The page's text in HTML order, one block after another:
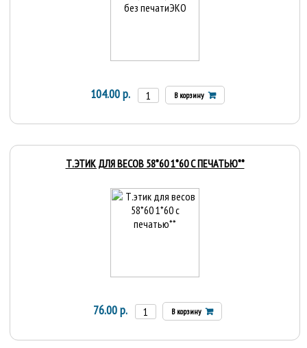
104.00 р. В корзину
Т.ЭТИК ДЛЯ ВЕСОВ 58*60 1*60 С ПЕЧАТЬЮ**
76.00 р. В корзину